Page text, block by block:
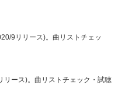
9リリース)。曲リストチェッ
ース)。曲リストチェック・試聴